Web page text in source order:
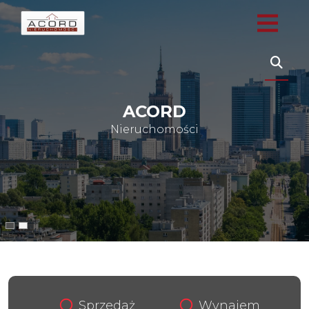
ACORD
Nieruchomości
ACORD
Nieruchomości
Sprzedaż
Wynajem